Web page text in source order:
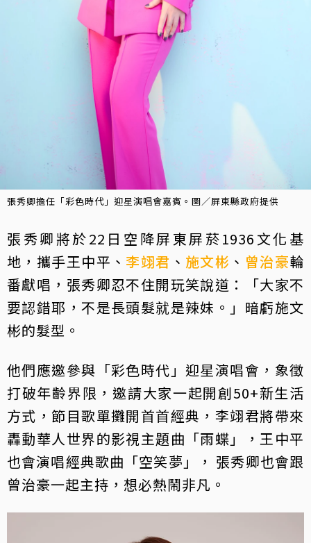
張秀卿擔任「彩色時代」迎星演唱會嘉賓。圖／屏東縣政府提供
張秀卿將於22日空降屏東屏菸1936文化基
地，攜手王中平、 李翊君 、 施文彬 、 曾治豪輪
番獻唱，張秀卿忍不住開玩笑說道：「大家不
要認錯耶，不是長頭髮就是辣妹。」暗虧施文
彬的髮型。
他們應邀參與「彩色時代」迎星演唱會，象徵
打破年齡界限，邀請大家一起開創50+新生活
方式，節目歌單攤開首首經典，李翊君將帶來
轟動華人世界的影視主題曲「雨蝶」，王中平
也會演唱經典歌曲「空笑夢」， 張秀卿也會跟
曾治豪一起主持，想必熱鬧非凡。